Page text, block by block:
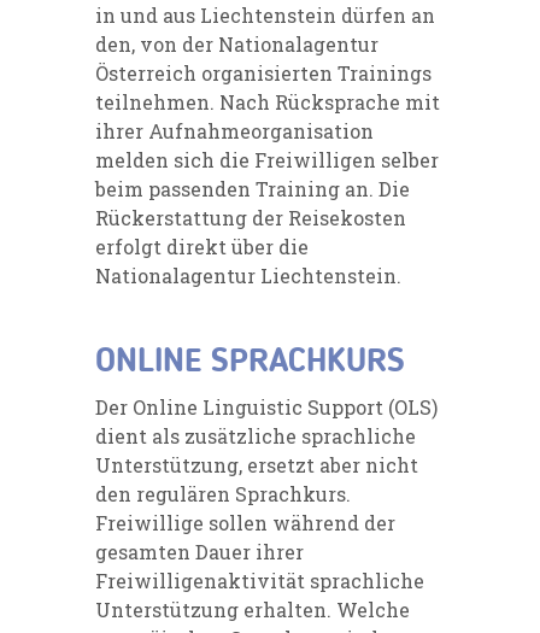
in und aus Liechtenstein dürfen an
den, von der Nationalagentur
Österreich organisierten Trainings
teilnehmen. Nach Rücksprache mit
ihrer Aufnahmeorganisation
melden sich die Freiwilligen selber
beim passenden Training an. Die
Rückerstattung der Reisekosten
erfolgt direkt über die
Nationalagentur Liechtenstein.
ONLINE SPRACHKURS
Der Online Linguistic Support (OLS)
dient als zusätzliche sprachliche
Unterstützung, ersetzt aber nicht
den regulären Sprachkurs.
Freiwillige sollen während der
gesamten Dauer ihrer
Freiwilligenaktivität sprachliche
Unterstützung erhalten. Welche